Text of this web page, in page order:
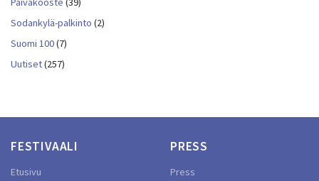
Sodankylä-palkinto (2)
Suomi 100(7)
Uutiset(257)
FESTIVAALI
Etusivu
PRESS
Press